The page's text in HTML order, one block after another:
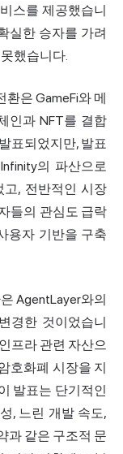
스를 제공했습니
실한 승자를 가려
했습니다.
은 GameFi와 메
인과 NFT를 결합
표되었지만, 발표
의 파산으로
고, 전반적인 시장
들의 관심도 급락
용자 기반을 구축
AgentLayer와의
경한 것이었습니
프라 관련 자산으
호화폐 시장을 지
발표는 단기적인
, 느린 개발 속도,
과 같은 구조적 문